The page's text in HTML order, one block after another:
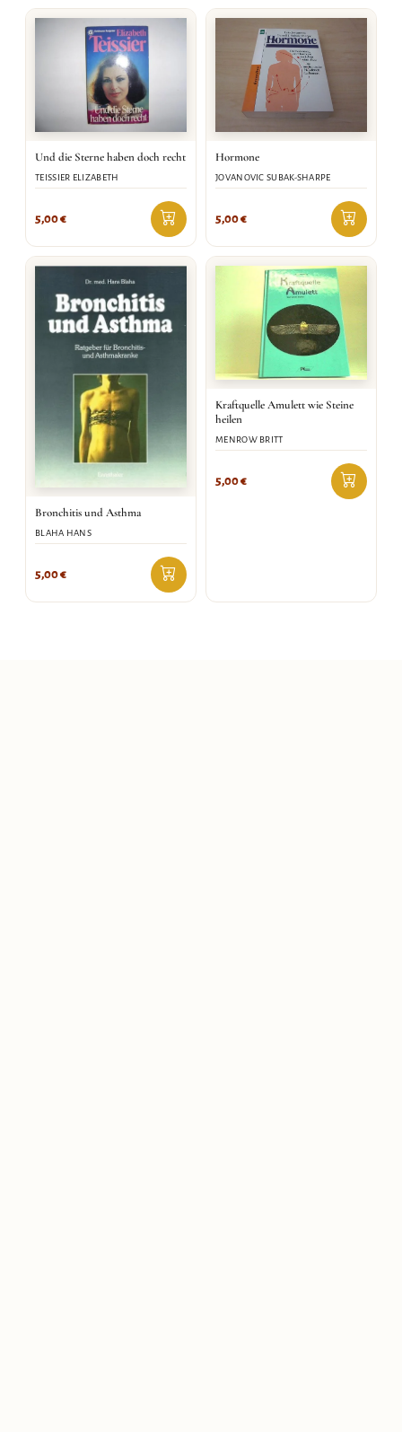
Und die Sterne haben doch recht
TEISSIER ELIZABETH
5,00€
Hormone
JOVANOVIC SUBAK-SHARPE
5,00€
Bronchitis und Asthma
BLAHA HANS
5,00€
Kraftquelle Amulett wie Steine
heilen
MENROW BRITT
5,00€